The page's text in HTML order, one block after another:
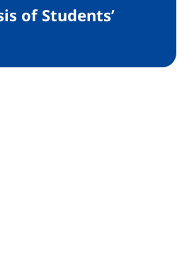
of Students’